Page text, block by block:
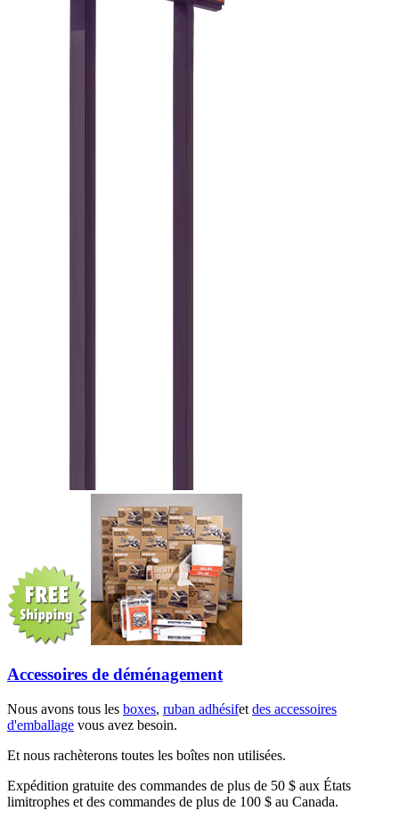
Accessoires de déménagement
Nous avons tous les boxes, ruban adhésifet des accessoires
d'emballage vous avez besoin.
Et nous rachèterons toutes les boîtes non utilisées.
Expédition gratuite des commandes de plus de 50 $ aux États
limitrophes et des commandes de plus de 100 $ au Canada.